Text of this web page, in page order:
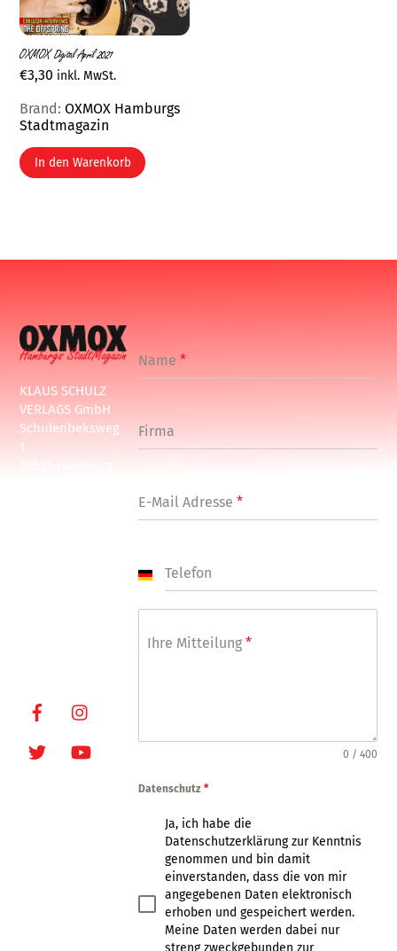
OXMOX Digital April 2021
€3,30 inkl. MwSt.
Brand:OXMOX Hamburgs
Stadtmagazin
In den Warenkorb
KLAUS SCHULZ
VERLAGS GmbH
Schulenbeksweg
1
Facebook
Twitter Youtube
Name*
Firma
E-Mail Adresse*
Telefon
G
r
Ihre Mitteilung*
0 / 400
Datenschutz*
Ja, ich habe die
Datenschutzerklärung zur Kenntnis
genommen und bin damit
einverstanden, dass die von mir
angegebenen Daten elektronisch
erhoben und gespeichert werden.
Meine Daten werden dabei nur
streng zweckgebunden zur